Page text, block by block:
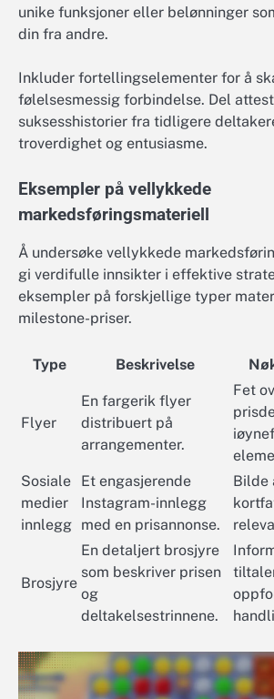
unike funksjoner eller belønninger
din fra andre.
Inkluder fortellingselementer for å
følelsesmessig forbindelse. Del
suksesshistorier fra tidligere
troverdighet og entusiasme.
Eksempler på vellykkede
markedsføringsmateriell
Å undersøke vellykkede
gi verdifulle innsikter i effektive
eksempler på forskjellige typer
milestone-priser.
Type Beskrivelse
Flyer
En fargerik flyer
distribuert på
arrangementer.
Fet
Sosiale
medier
innlegg
Et engasjerende
Instagram-innlegg
med en prisannonse.
Bilde
Brosjyre
En detaljert brosjyre
som beskriver prisen
og
deltakelsestrinnene.